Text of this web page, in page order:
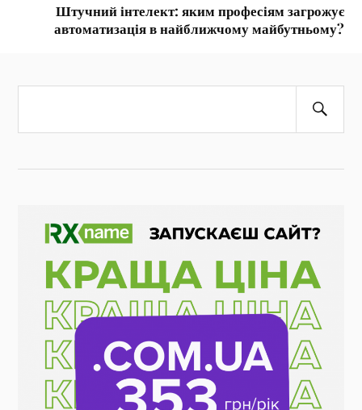
Штучний інтелект: яким професіям загрожує
автоматизація в найближчому майбутньому?